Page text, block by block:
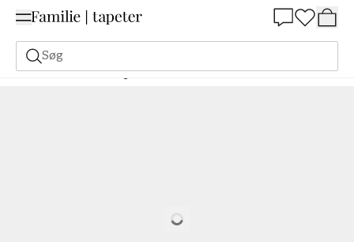
Søg
Malerfarve Bestilling Udfra NCS Bestil efter NCS 1050-G20Y
Loading…